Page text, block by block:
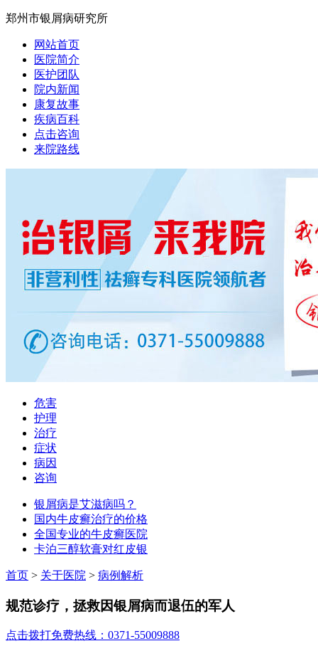
郑州市银屑病研究所
网站首页
医院简介
医护团队
院内新闻
康复故事
疾病百科
点击咨询
来院路线
危害
护理
治疗
症状
病因
咨询
银屑病是艾滋病吗？
国内牛皮癣治疗的价格
全国专业的牛皮癣医院
卡泊三醇软膏对红皮银
首页 > 关于医院 > 病例解析
规范诊疗，拯救因银屑病而退伍的军人
点击拨打免费热线：0371-55009888